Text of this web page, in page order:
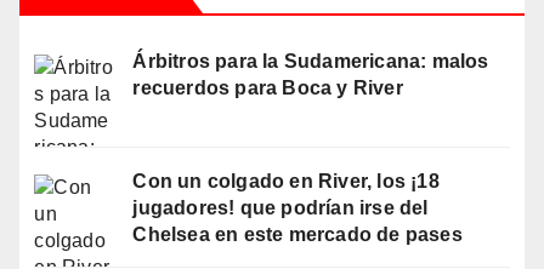
Árbitros para la Sudamericana: malos
recuerdos para Boca y River
Con un colgado en River, los ¡18
jugadores! que podrían irse del
Chelsea en este mercado de pases